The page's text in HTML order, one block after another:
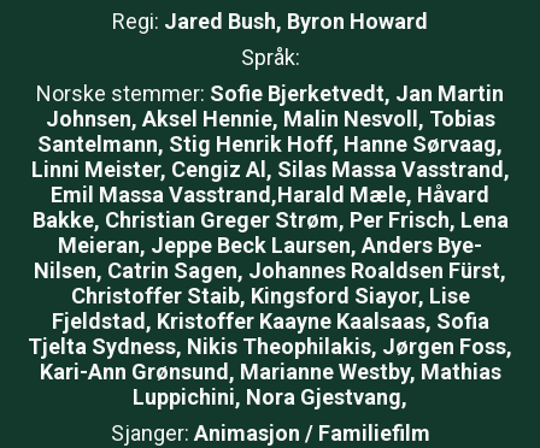
Regi: Jared Bush, Byron Howard
Språk:
Norske stemmer: Sofie Bjerketvedt, Jan Martin
Johnsen, Aksel Hennie, Malin Nesvoll, Tobias
Santelmann, Stig Henrik Hoff, Hanne Sørvaag,
Linni Meister, Cengiz Al, Silas Massa Vasstrand,
Emil Massa Vasstrand,Harald Mæle, Håvard
Bakke, Christian Greger Strøm, Per Frisch, Lena
Meieran, Jeppe Beck Laursen, Anders Bye-
Nilsen, Catrin Sagen, Johannes Roaldsen Fürst,
Christoffer Staib, Kingsford Siayor, Lise
Fjeldstad, Kristoffer Kaayne Kaalsaas, Sofia
Tjelta Sydness, Nikis Theophilakis, Jørgen Foss,
Kari-Ann Grønsund, Marianne Westby, Mathias
Luppichini, Nora Gjestvang,
Sjanger: Animasjon / Familiefilm